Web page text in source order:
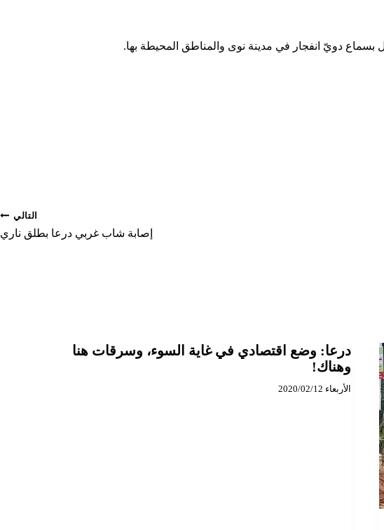
التالي
إصابة شاب غربي درعا بطلق ناري
درعا: وضع اقتصادي في غاية السوء، وسرقات هنا
وهناك!
الأربعاء 2020/02/12